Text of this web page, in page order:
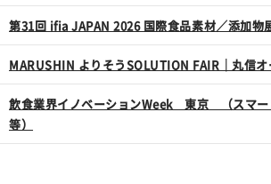
第31回 ifia JAPAN 2026 国際食品素材／添加物
MARUSHIN よりそうSOLUTION FAIR｜丸信オ
飲食業界イノベーションWeek 東京 （スマー
等）